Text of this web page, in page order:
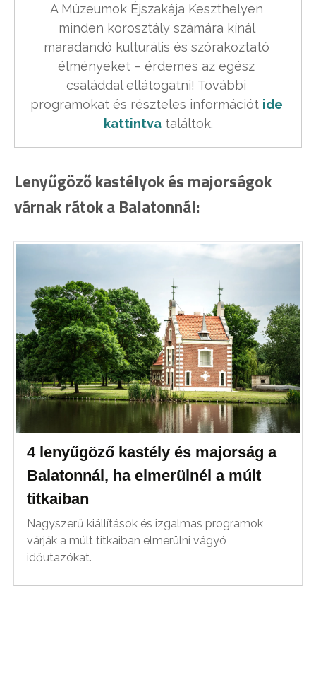
A Múzeumok Éjszakája Keszthelyen
minden korosztály számára kínál
maradandó kulturális és szórakoztató
élményeket – érdemes az egész
családdal ellátogatni! További
programokat és részteles információt ide
kattintva találtok.
Lenyűgöző kastélyok és majorságok
várnak rátok a Balatonnál:
4 lenyűgöző kastély és majorság a
Balatonnál, ha elmerülnél a múlt
titkaiban
Nagyszerű kiállítások és izgalmas programok
várják a múlt titkaiban elmerülni vágyó
időutazókat.